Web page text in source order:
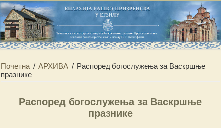
Почетна / АРХИВА / Распоред богослужења за Васкршње
празнике
Распоред богослужења за Васкршње
празнике